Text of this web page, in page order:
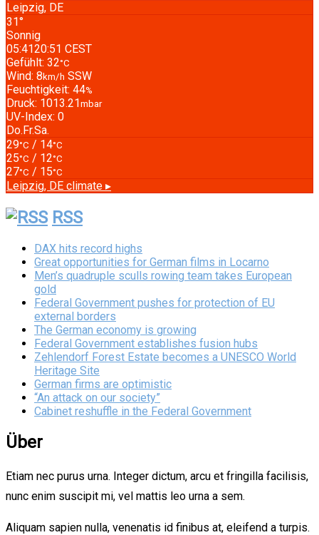
Leipzig, DE
31°
Sonnig
05:4120:51 CEST
Gefühlt: 32°C
Wind: 8 km/h SSW
Feuchtigkeit: 44%
Druck: 1013.21 mbar
UV-Index: 0
Do. Fr.Sa.
29°C / 14°C
25°C / 12°C
27°C / 15°C
Leipzig, DE climate ▸
RSS
DAX hits record highs
Great opportunities for German films in Locarno
Men’s quadruple sculls rowing team takes European
gold
Federal Government pushes for protection of EU
external borders
The German economy is growing
Federal Government establishes fusion hubs
Zehlendorf Forest Estate becomes a UNESCO World
Heritage Site
German firms are optimistic
“An attack on our society”
Cabinet reshuffle in the Federal Government
Über
Etiam nec purus urna. Integer dictum, arcu et fringilla facilisis,
nunc enim suscipit mi, vel mattis leo urna a sem.
Aliquam sapien nulla, venenatis id finibus at, eleifend a turpis.